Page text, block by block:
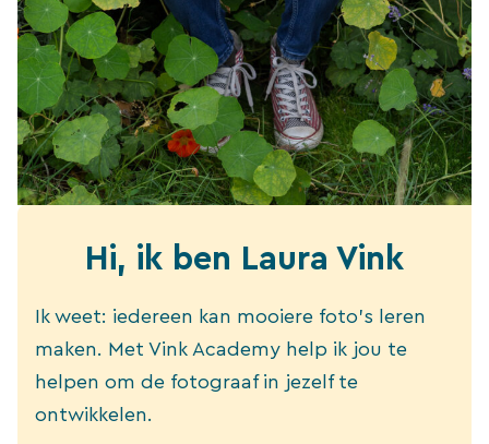
Hi, ik ben Laura Vink
Ik weet: iedereen kan mooiere foto’s leren
maken. Met Vink Academy help ik jou te
helpen om de fotograaf in jezelf te
ontwikkelen.